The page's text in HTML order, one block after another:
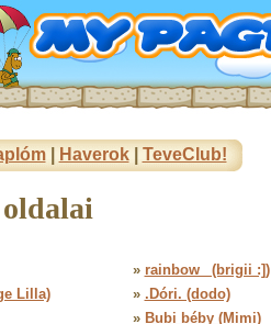
| Haverok| TeveClub!
» rainbow_ (brigii :])
Lilla) » .Dóri. (dodo)
» Bubi béby (Mimi)